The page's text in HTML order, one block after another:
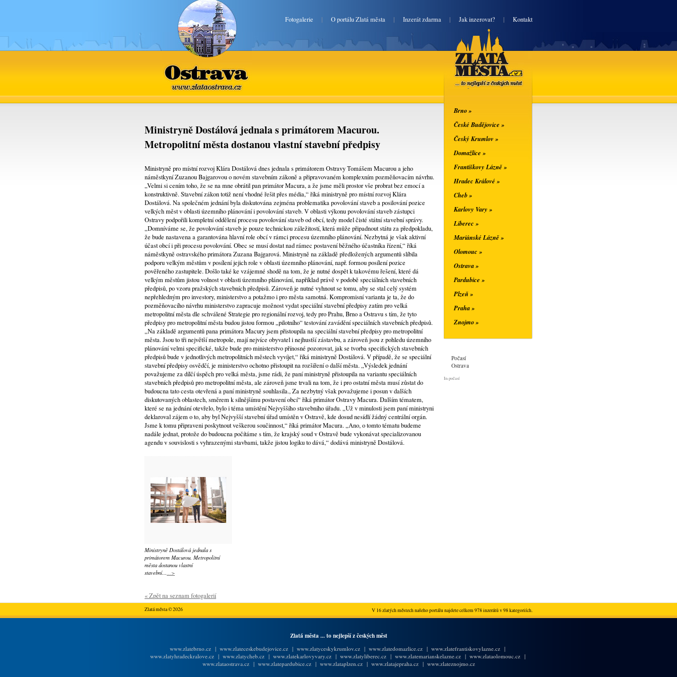
Fotogalerie | O portálu Zlatá města | Inzerát zdarma | Jak inzerovat? | Kontakt
Ostrava
www.zlataostrava.cz
Ministryně Dostálová jednala s primátorem Macurou.
Metropolitní města dostanou vlastní stavební předpisy
Ministryně pro místní rozvoj Klára Dostálová dnes jednala s primátorem Ostravy Tomášem Macurou a jeho
náměstkyní Zuzanou Bajgarovou o novém stavebním zákoně a připravovaném komplexním pozměňovacím návrhu.
„Velmi si cením toho, že se na mne obrátil pan primátor Macura, a že jsme měli prostor vše probrat bez emocí a
konstruktivně. Stavební zákon totiž není vhodné řešit přes média,“ říká ministryně pro místní rozvoj Klára
Dostálová. Na společném jednání byla diskutována zejména problematika povolování staveb a posilování pozice
velkých měst v oblasti územního plánování i povolování staveb. V oblasti výkonu povolování staveb zástupci
Ostravy podpořili kompletní oddělení procesu povolování staveb od obcí, tedy model čisté státní stavební správy.
„Domníváme se, že povolování staveb je pouze technickou záležitostí, která může připadnout státu za předpokladu,
že bude nastavena a garantována hlavní role obcí v rámci procesu územního plánování. Nezbytná je však aktivní
účast obcí i při procesu povolování. Obec se musí dostat nad rámec postavení běžného účastníka řízení,“ říká
náměstkyně ostravského primátora Zuzana Bajgarová. Ministryně na základě předložených argumentů slíbila
podporu velkým městům v posílení jejich role v oblasti územního plánování, např. formou posílení pozice
pověřeného zastupitele. Došlo také ke vzájemné shodě na tom, že je nutné dospět k takovému řešení, které dá
velkým městům jistou volnost v oblasti územního plánování, například právě v podobě speciálních stavebních
předpisů, po vzoru pražských stavebních předpisů. Zároveň je nutné vyhnout se tomu, aby se stal celý systém
nepřehledným pro investory, ministerstvo a potažmo i pro města samotná. Kompromisní varianta je ta, že do
pozměňovacího návrhu ministerstvo zapracuje možnost vydat speciální stavební předpisy zatím pro velká
metropolitní města dle schválené Strategie pro regionální rozvoj, tedy pro Prahu, Brno a Ostravu s tím, že tyto
předpisy pro metropolitní města budou jistou formou „pilotního“ testování zavádění speciálních stavebních předpisů.
„Na základě argumentů pana primátora Macury jsem přistoupila na speciální stavební předpisy pro metropolitní
města. Jsou to tři největší metropole, mají nejvíce obyvatel i nejhustší zástavbu, a zároveň jsou z pohledu územního
plánování velmi specifické, takže bude pro ministerstvo přínosné pozorovat, jak se tvorba specifických stavebních
předpisů bude v jednotlivých metropolitních městech vyvíjet,“ říká ministryně Dostálová. V případě, že se speciální
stavební předpisy osvědčí, je ministerstvo ochotno přistoupit na rozšíření o další města. „Výsledek jednání
považujeme za dílčí úspěch pro velká města, jsme rádi, že paní ministryně přistoupila na variantu speciálních
stavebních předpisů pro metropolitní města, ale zároveň jsme trvali na tom, že i pro ostatní města musí zůstat do
budoucna tato cesta otevřená a paní ministryně souhlasila., Za nezbytný však považujeme i posun v dalších
diskutovaných oblastech, směrem k silnějšímu postavení obcí“ říká primátor Ostravy Macura. Dalším tématem,
které se na jednání otevřelo, bylo i téma umístění Nejvyššího stavebního úřadu. „Už v minulosti jsem paní ministryni
deklaroval zájem o to, aby byl Nejvyšší stavební úřad umístěn v Ostravě, kde dosud nesídlí žádný centrální orgán.
Jsme k tomu připraveni poskytnout veškerou součinnost,“ říká primátor Macura. „Ano, o tomto tématu budeme
nadále jednat, protože do budoucna počítáme s tím, že krajský soud v Ostravě bude vykonávat specializovanou
agendu v souvislosti s vyhrazenými stavbami, takže jistou logiku to dává,“ dodává ministryně Dostálová.
Ministryně Dostálová jednala s
primátorem Macurou. Metropolitní
města dostanou vlastní
stavební......>
« Zpět na seznam fotogalerií
Zlatá města
... to nejlepší z
českých měst
Brno »
České Budějovice »
Český Krumlov »
Domažlice »
Františkovy Lázně »
Hradec Králové »
Cheb »
Karlovy Vary »
Liberec »
Mariánské Lázně »
Olomouc »
Ostrava »
Pardubice »
Plzeň »
Praha »
Znojmo »
Počasí
Ostrava
In-počasí
Zlatá města © 2026 V 16 zlatých městech našeho portálu najdete celkem 978 inzerátů v 98 kategoriích.
Zlatá města ... to nejlepší z českých měst
www.zlatebrno.cz | www.zlateceskebudejovice.cz | www.zlatyceskykrumlov.cz | www.zlatedomazlice.cz | www.zlatefrantiskovylazne.cz |
www.zlatyhradeckralove.cz| www.zlatycheb.cz| www.zlatekarlovyvary.cz| www.zlatyliberec.cz| www.zlatemarianskelazne.cz| www.zlataolomouc.cz|
www.zlataostrava.cz| www.zlatepardubice.cz| www.zlataplzen.cz| www.zlatajepraha.cz| www.zlateznojmo.cz